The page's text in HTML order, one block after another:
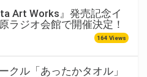
Art Works』発売記念イ
ラジオ会館で開催決定！
164 Views
クル「あったかタオル」